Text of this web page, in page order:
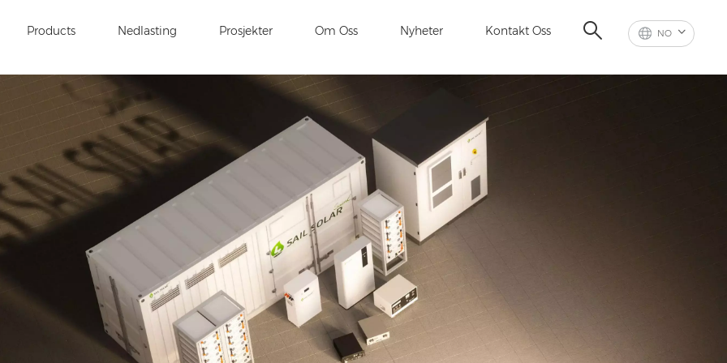
NO
Products Nedlasting Prosjekter Om Oss Nyheter Kontakt Oss